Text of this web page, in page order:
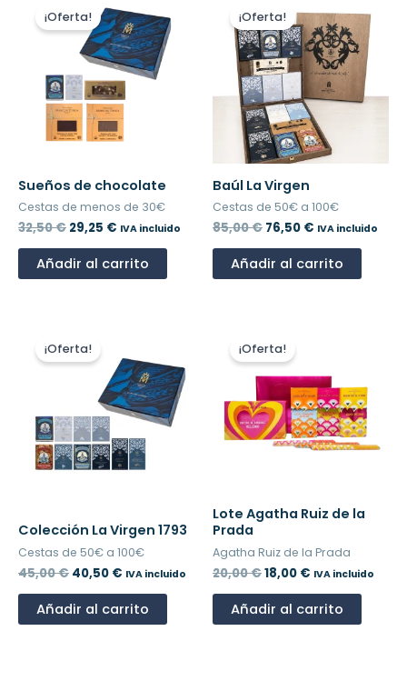
Sueños de chocolate
Cestas de menos de 30€
32,50€
precio
original
era:
32,50 €.
29,25 €
precio
actual
es:
29,25 €.
IVA incluido
Añadir al carrito
¡Oferta!
Baúl La Virgen
Cestas de 50€ a 100€
85,00€
precio
original
era:
85,00 €.
76,50 €
precio
actual
es:
76,50 €.
IVA incluido
Añadir al carrito
¡Oferta!
Colección La Virgen 1793
Cestas de 50€ a 100€
45,00€
precio
original
45,00 €.
40,50 €
actual
es:
40,50 €.
IVA incluido
Añadir al carrito
¡Oferta!
Lote Agatha Ruiz de la
Prada
Agatha Ruiz de la Prada
20,00€
precio
original
era:
20,00 €.
18,00 €
es:
18,00 €.
IVA incluido
Añadir al carrito
¡Oferta!